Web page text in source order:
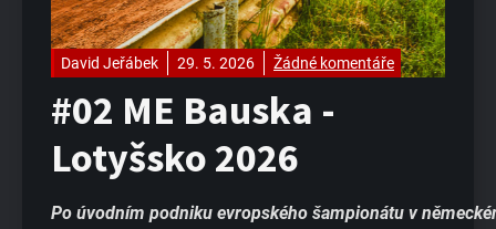
David Jeřábek 29. 5. 2026 Žádné komentáře
#02 ME Bauska -
Lotyšsko 2026
Po úvodním podniku evropského šampionátu v